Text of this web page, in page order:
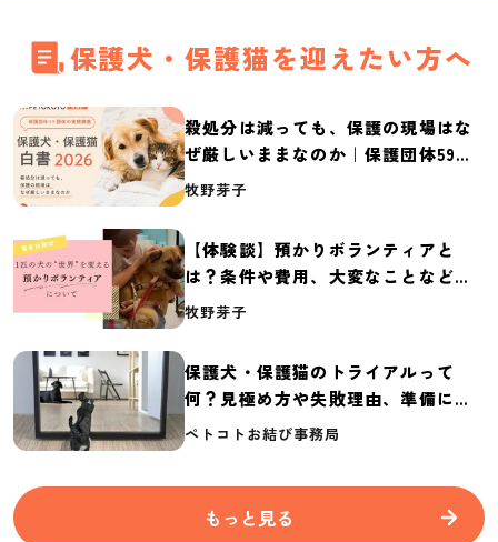
保護犬・保護猫を迎えたい方へ
殺処分は減っても、保護の現場はな
ぜ厳しいままなのか｜保護団体59団
体の実態調査【保護犬・保護猫白書
牧野芽子
【体験談】預かりボランティアと
は？条件や費用、大変なことなど紹
介
牧野芽子
保護犬・保護猫のトライアルって
何？見極め方や失敗理由、準備に必
要なものを紹介
ペトコトお結び事務局
もっと見る